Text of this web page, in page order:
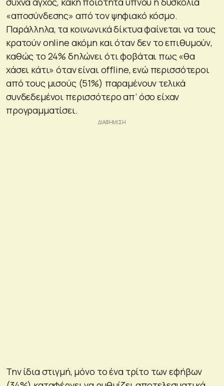
«αποσύνδεσης» από τον ψηφιακό κόσμο.
Παράλληλα, τα κοινωνικά δίκτυα φαίνεται να τους
κρατούν online ακόμη και όταν δεν το επιθυμούν,
καθώς το 24% δηλώνει ότι φοβάται πως «θα
χάσει κάτι» όταν είναι offline, ενώ περισσότεροι
από τους μισούς (51%) παραμένουν τελικά
συνδεδεμένοι περισσότερο απ’ όσο είχαν
προγραμματίσει.
Την ίδια στιγμή, μόνο το ένα τρίτο των εφήβων